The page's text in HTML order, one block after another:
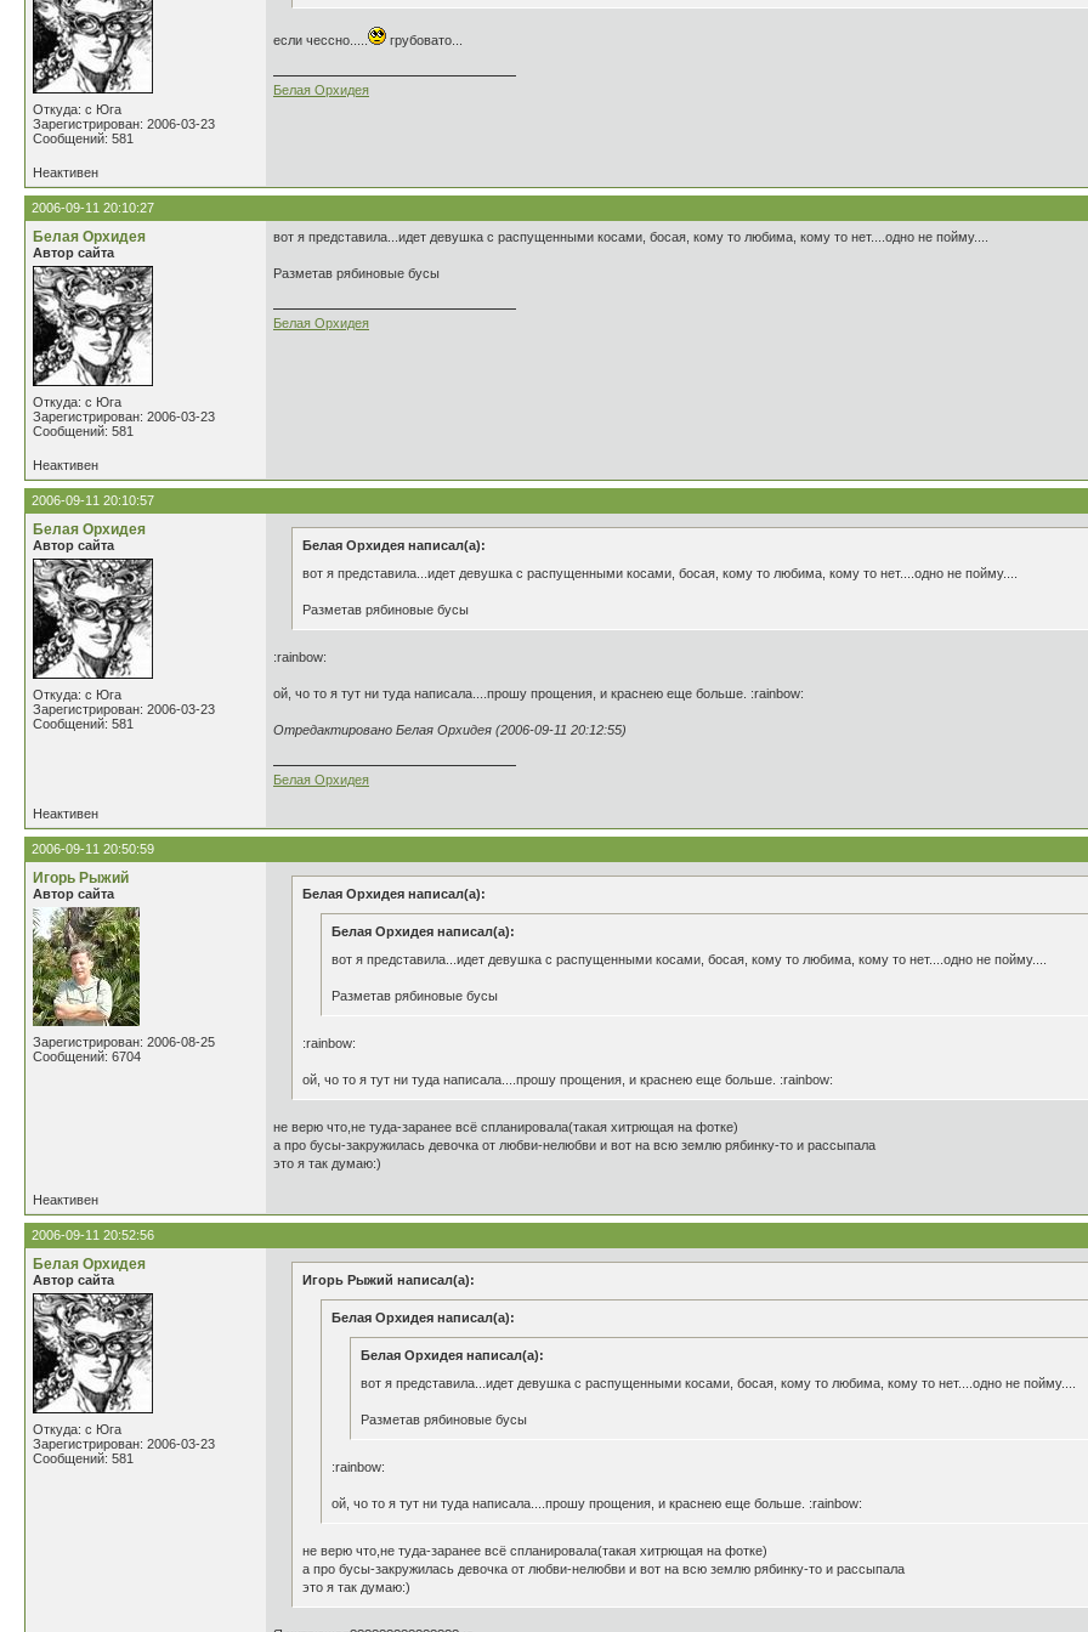
Откуда: с Юга
Зарегистрирован: 2006-03-23
Сообщений: 581
если чессно..... грубовато...
Белая Орхидея
Неактивен
2006-09-11 20:10:27
Белая Орхидея
Автор сайта
Откуда: с Юга
Зарегистрирован: 2006-03-23
Сообщений: 581
вот я представила...идет девушка с распущенными косами, босая, кому то любима, кому то нет....одно не пойму....
Разметав рябиновые бусы
Белая Орхидея
Неактивен
2006-09-11 20:10:57
Белая Орхидея
Автор сайта
Откуда: с Юга
Зарегистрирован: 2006-03-23
Сообщений: 581
Белая Орхидея написал(а):
вот я представила...идет девушка с распущенными косами, босая, кому то любима, кому то нет....одно не пойму....
Разметав рябиновые бусы
:rainbow:
ой, чо то я тут ни туда написала....прошу прощения, и краснею еще больше. :rainbow:
Отредактировано Белая Орхидея (2006-09-11 20:12:55)
Белая Орхидея
Неактивен
2006-09-11 20:50:59
Игорь Рыжий
Автор сайта
Зарегистрирован: 2006-08-25
Сообщений: 6704
Белая Орхидея написал(а):
Белая Орхидея написал(а):
вот я представила...идет девушка с распущенными косами, босая, кому то любима, кому то нет....одно не пойму....
Разметав рябиновые бусы
:rainbow:
ой, чо то я тут ни туда написала....прошу прощения, и краснею еще больше. :rainbow:
не верю что,не туда-заранее всё спланировала(такая хитрющая на фотке)
а про бусы-закружилась девочка от любви-нелюбви и вот на всю землю рябинку-то и рассыпала
это я так думаю:)
Неактивен
2006-09-11 20:52:56
Белая Орхидея
Автор сайта
Откуда: с Юга
Зарегистрирован: 2006-03-23
Сообщений: 581
Игорь Рыжий написал(а):
Белая Орхидея написал(а):
Белая Орхидея написал(а):
вот я представила...идет девушка с распущенными косами, босая, кому то любима, кому то нет....одно не пойму....
Разметав рябиновые бусы
:rainbow:
ой, чо то я тут ни туда написала....прошу прощения, и краснею еще больше. :rainbow:
не верю что,не туда-заранее всё спланировала(такая хитрющая на фотке)
а про бусы-закружилась девочка от любви-нелюбви и вот на всю землю рябинку-то и рассыпала
это я так думаю:)